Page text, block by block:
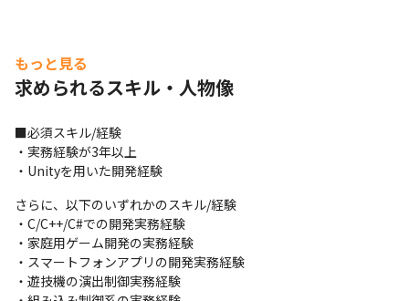
もっと見る
求められるスキル・人物像
■必須スキル/経験
・実務経験が3年以上
・Unityを用いた開発経験
さらに、以下のいずれかのスキル/経験
・C/C++/C#での開発実務経験
・家庭用ゲーム開発の実務経験
・スマートフォンアプリの開発実務経験
・遊技機の演出制御実務経験